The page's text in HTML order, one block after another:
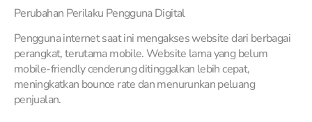
Perubahan Perilaku Pengguna Digital
Pengguna internet saat ini mengakses website dari berbagai
perangkat, terutama mobile. Website lama yang belum
mobile-friendly cenderung ditinggalkan lebih cepat,
meningkatkan bounce rate dan menurunkan peluang
penjualan.